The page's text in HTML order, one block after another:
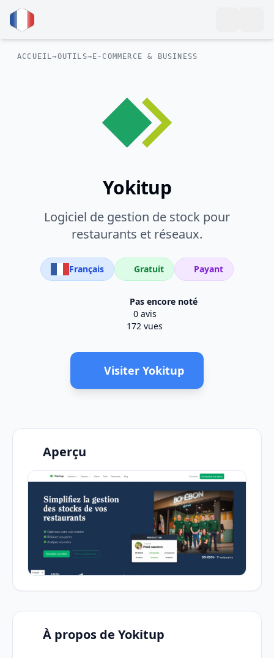
ACCUEIL→OUTILS→ E-COMMERCE & BUSINESS
Yokitup
Logiciel de gestion de stock pour
restaurants et réseaux.
Français Gratuit Payant
Pas encore noté
0 avis
172 vues
Visiter Yokitup
Aperçu
À propos de Yokitup